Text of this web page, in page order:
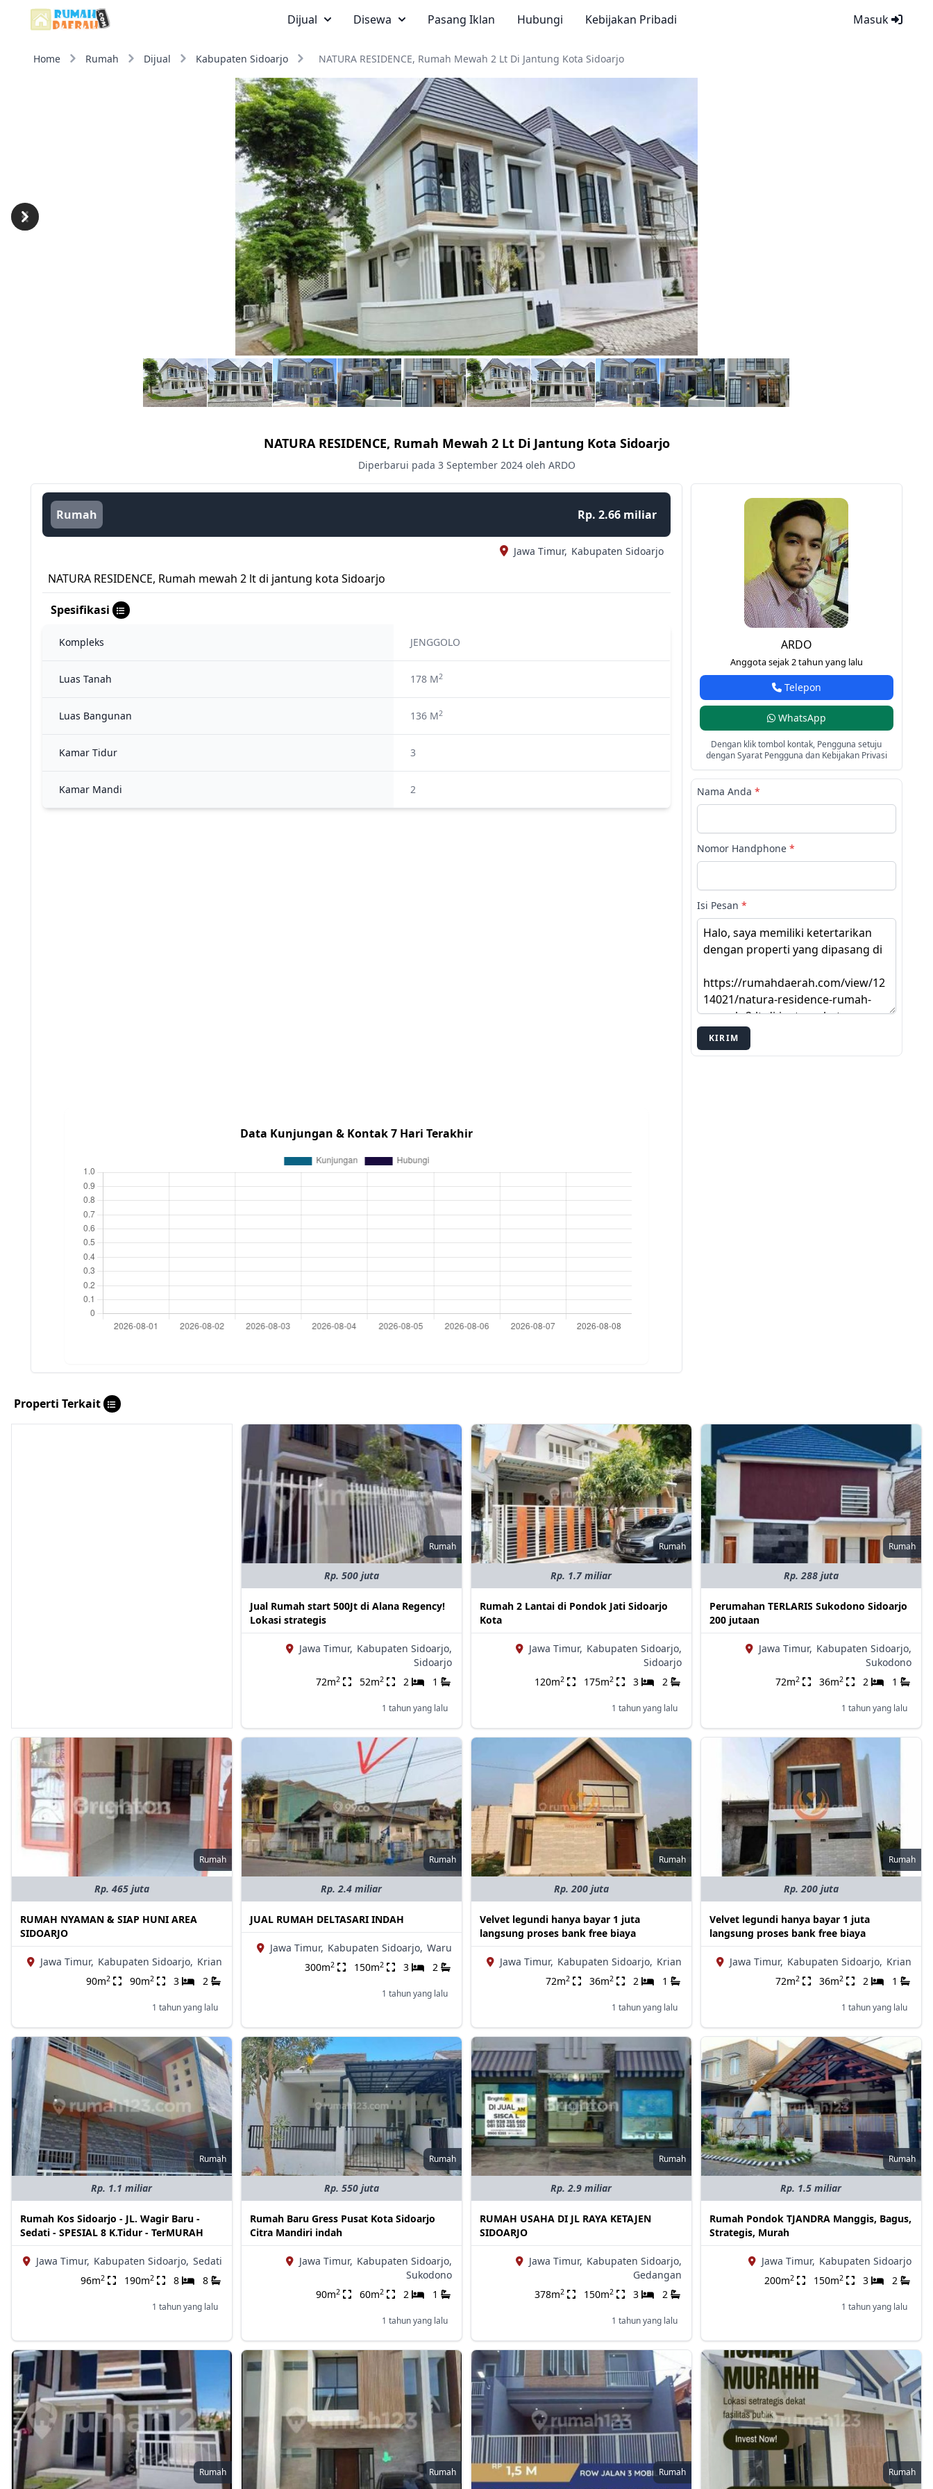
Masuk
Dijual Disewa Pasang Iklan Hubungi Kebijakan Pribadi
Home Rumah Dijual Kabupaten Sidoarjo NATURA RESIDENCE, Rumah Mewah 2 Lt Di Jantung Kota Sidoarjo
Previous
Next
NATURA RESIDENCE, Rumah Mewah 2 Lt Di Jantung Kota Sidoarjo
Diperbarui pada 3 September 2024 oleh ARDO
Rumah Rp. 2.66 miliar
Jawa Timur, Kabupaten Sidoarjo
NATURA RESIDENCE, Rumah mewah 2 lt di jantung kota Sidoarjo
Spesifikasi
Kompleks JENGGOLO
Luas Tanah 178 M2
Luas Bangunan 136 M2
Kamar Tidur 3
Kamar Mandi 2
Data Kunjungan & Kontak 7 Hari Terakhir
ARDO
Anggota sejak 2 tahun yang lalu
Telepon
WhatsApp
Dengan klik tombol kontak, Pengguna setuju
dengan Syarat Pengguna dan Kebijakan Privasi
Nama Anda *
Nomor Handphone *
Isi Pesan *
KIRIM
Properti Terkait
Rumah
Rp. 500 juta
Jual Rumah start 500Jt di Alana Regency!
Lokasi strategis
Jawa Timur, Kabupaten Sidoarjo,
Sidoarjo
72m2 52m2 2 1
1 tahun yang lalu
Rumah
Rp. 1.7 miliar
Rumah 2 Lantai di Pondok Jati Sidoarjo
Kota
Jawa Timur, Kabupaten Sidoarjo,
Sidoarjo
120m2 175m2 3 2
1 tahun yang lalu
Rumah
Rp. 288 juta
Perumahan TERLARIS Sukodono Sidoarjo
200 jutaan
Jawa Timur, Kabupaten Sidoarjo,
Sukodono
72m2 36m2 2 1
1 tahun yang lalu
Rumah
Rp. 465 juta
RUMAH NYAMAN & SIAP HUNI AREA
SIDOARJO
Jawa Timur, Kabupaten Sidoarjo, Krian
90m2 90m2 3 2
1 tahun yang lalu
Rumah
Rp. 2.4 miliar
JUAL RUMAH DELTASARI INDAH
Jawa Timur, Kabupaten Sidoarjo, Waru
300m2 150m2 3 2
1 tahun yang lalu
Rumah
Rp. 200 juta
Velvet legundi hanya bayar 1 juta
langsung proses bank free biaya
Jawa Timur, Kabupaten Sidoarjo, Krian
72m2 36m2 2 1
1 tahun yang lalu
Rumah
Rp. 200 juta
Velvet legundi hanya bayar 1 juta
langsung proses bank free biaya
Jawa Timur, Kabupaten Sidoarjo, Krian
72m2 36m2 2 1
1 tahun yang lalu
Rumah
Rp. 1.1 miliar
Rumah Kos Sidoarjo - JL. Wagir Baru -
Sedati - SPESIAL 8 K.Tidur - TerMURAH
Jawa Timur, Kabupaten Sidoarjo, Sedati
96m2 190m2 8 8
1 tahun yang lalu
Rumah
Rp. 550 juta
Rumah Baru Gress Pusat Kota Sidoarjo
Citra Mandiri indah
Jawa Timur, Kabupaten Sidoarjo,
Sukodono
90m2 60m2 2 1
1 tahun yang lalu
Rumah
Rp. 2.9 miliar
RUMAH USAHA DI JL RAYA KETAJEN
SIDOARJO
Jawa Timur, Kabupaten Sidoarjo,
Gedangan
378m2 150m2 3 2
1 tahun yang lalu
Rumah
Rp. 1.5 miliar
Rumah Pondok TJANDRA Manggis, Bagus,
Strategis, Murah
Jawa Timur, Kabupaten Sidoarjo
200m2 150m2 3 2
1 tahun yang lalu
Rumah Rumah Rumah Rumah